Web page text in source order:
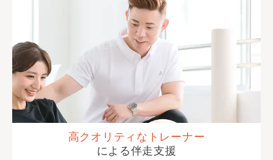
高クオリティな トレーナー
による伴走支援